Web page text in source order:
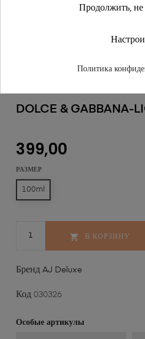
DOLCE & GABBANA-
399,00
РАЗМЕР
100ml
 В КОРЗИНУ
Бренд AJ Deluxe
Код 030326
Особые артикулы
Продолжить,
Политика